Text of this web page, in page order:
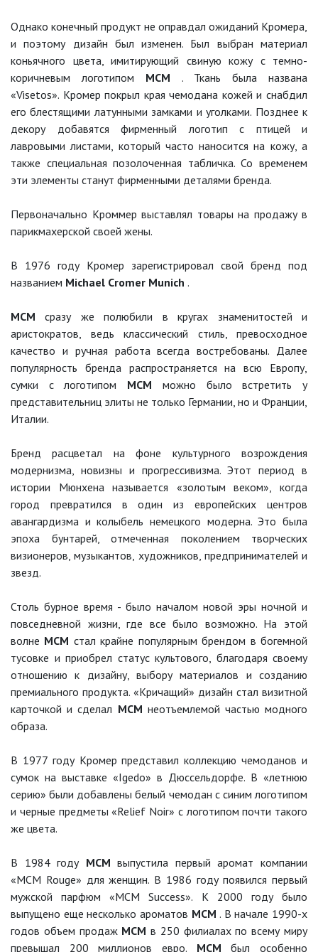
Однако конечный продукт не оправдал ожиданий Кромера,
и поэтому дизайн был изменен. Был выбран материал
коньячного цвета, имитирующий свиную кожу с темно-
коричневым логотипом MCM . Ткань была названа
«Visetos». Кромер покрыл края чемодана кожей и снабдил
его блестящими латунными замками и уголками. Позднее к
декору добавятся фирменный логотип с птицей и
лавровыми листами, который часто наносится на кожу, а
также специальная позолоченная табличка. Со временем
эти элементы станут фирменными деталями бренда.
Первоначально Кроммер выставлял товары на продажу в
парикмахерской своей жены.
В 1976 году Кромер зарегистрировал свой бренд под
названием Michael Cromer Munich .
MCMсразу же полюбили в кругах знаменитостей и
аристократов, ведь классический стиль, превосходное
качество и ручная работа всегда востребованы. Далее
популярность бренда распространяется на всю Европу,
сумки с логотипом MCM можно было встретить у
представительниц элиты не только Германии, но и Франции,
Италии.
Бренд расцветал на фоне культурного возрождения
модернизма, новизны и прогрессивизма. Этот период в
истории Мюнхена называется «золотым веком», когда
город превратился в один из европейских центров
авангардизма и колыбель немецкого модерна. Это была
эпоха бунтарей, отмеченная поколением творческих
визионеров, музыкантов, художников, предпринимателей и
звезд.
Столь бурное время - было началом новой эры ночной и
повседневной жизни, где все было возможно. На этой
волне MCM стал крайне популярным брендом в богемной
тусовке и приобрел статус культового, благодаря своему
отношению к дизайну, выбору материалов и созданию
премиального продукта. «Кричащий» дизайн стал визитной
карточкой и сделал MCM неотъемлемой частью модного
образа.
В 1977 году Кромер представил коллекцию чемоданов и
сумок на выставке «Igedo» в Дюссельдорфе. В «летнюю
серию» были добавлены белый чемодан с синим логотипом
и черные предметы «Relief Noir» с логотипом почти такого
же цвета.
В 1984 году MCMвыпустила первый аромат компании
«MCM Rouge» для женщин. В 1986 году появился первый
мужской парфюм «MCM Success». К 2000 году было
выпущено еще несколько ароматов MCM. В начале 1990-х
годов объем продаж MCMв 250 филиалах по всему миру
превышал 200 миллионов евро. MCMбыл особенно